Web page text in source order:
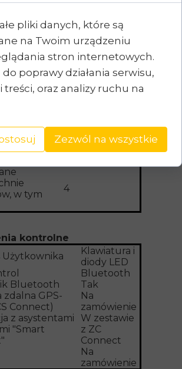
gwiazda
koszenia
18
koszenia
[mm]
Tak
“+
Tak
w tym
4
kontrolne
Użytkownika
Klawiatura i
diody LED
Bluetooth
Bluetooth
Tak
zdalna GPS-
Connect)
Na
zamówienie
z asystentami
"Smart
W zestawie
z ZC
Connect
Na
zamówienie
pliki danych, które są
na Twoim urządzeniu
stron internetowych.
poprawy działania serwisu,
treści, oraz analizy ruchu na
Zezwól na wszystkie